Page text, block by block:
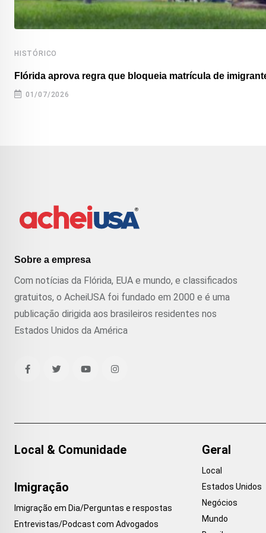
HISTÓRICO
Flórida aprova regra que bloqueia matrícula de
01/07/2026
Sobre a empresa
Com notícias da Flórida, EUA e mundo, e classificados
gratuitos, o AcheiUSA foi fundado em 2000 e é uma
publicação dirigida aos brasileiros residentes nos
Estados Unidos da América
Local & Comunidade
Imigração
Imigração em Dia/Perguntas e respostas
Entrevistas/Podcast com Advogados
Geral
Local
Estados Unidos
Negócios
Mundo